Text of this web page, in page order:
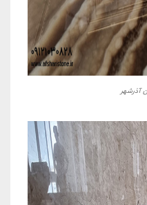
آذرشهر